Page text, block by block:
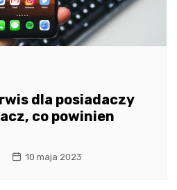
dla posiadaczy
co powinien
10 maja 2023